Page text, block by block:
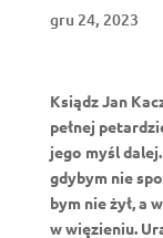
gru 24, 2023
Ksiądz Jan
pełnej
jego myśl
gdybym nie
bym nie żył, a
w więzieniu.